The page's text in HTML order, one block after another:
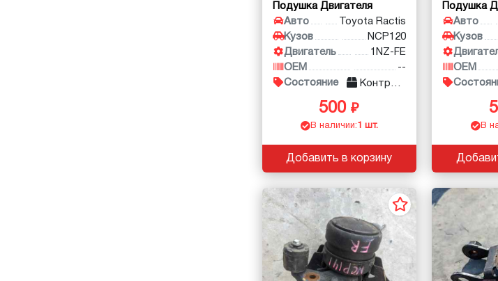
Подушка Двигателя
Авто
Toyota Ractis
Кузов
NCP120
Двигатель
1NZ-FE
OEM
--
Состояние
Контракт
500
В наличии:1 шт.
Добавить в корзину
Подушка
Авто
Кузов
OEM
В